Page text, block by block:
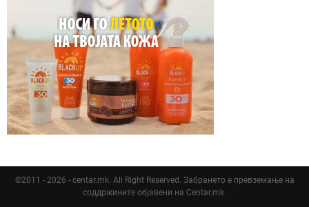
©2011 - 2026 - centar.mk. All Right Reserved. Забрането е превземање на
соддржините објавени на Centar.mk.